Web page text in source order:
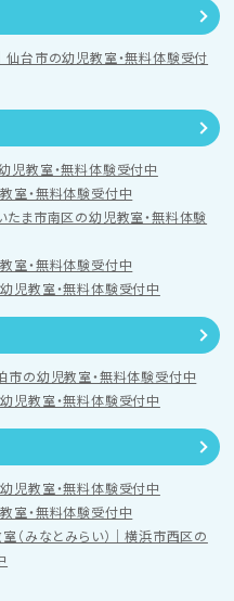
仙台市の幼児教室・無料体験受付
児教室・無料体験受付中
室・無料体験受付中
たま市南区の幼児教室・無料体験
室・無料体験受付中
児教室・無料体験受付中
市の幼児教室・無料体験受付中
児教室・無料体験受付中
児教室・無料体験受付中
室・無料体験受付中
（みなとみらい）｜横浜市西区の